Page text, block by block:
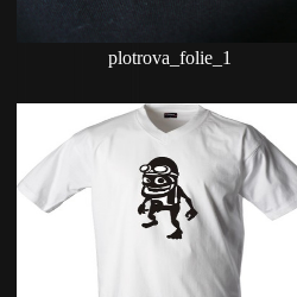
plotrova_folie_1